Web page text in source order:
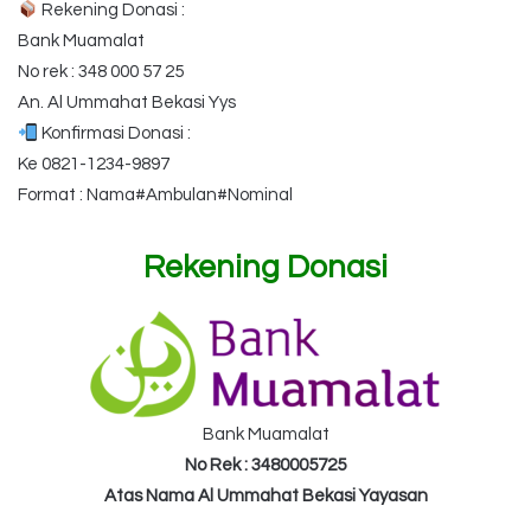
Rekening Donasi :
Bank Muamalat
No rek : 348 000 57 25
An. Al Ummahat Bekasi Yys
Konfirmasi Donasi :
Ke 0821-1234-9897
Format : Nama#Ambulan#Nominal
Rekening Donasi
Bank Muamalat
No Rek : 3480005725
Atas Nama Al Ummahat Bekasi Yayasan